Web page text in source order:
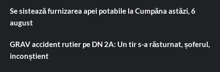
Se sistează furnizarea apei potabile la Cumpăna astăzi, 6
august
GRAV accident rutier pe DN 2A: Un tir s-a răsturnat, șoferul,
inconștient